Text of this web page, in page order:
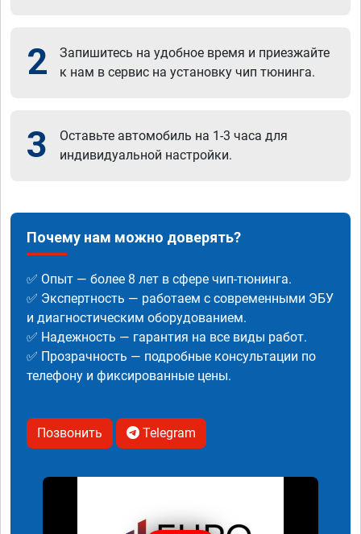
2
Запишитесь на удобное время и приезжайте
к нам в сервис на установку чип тюнинга.
3
Оставьте автомобиль на 1-3 часа для
индивидуальной настройки.
Почему нам можно доверять?
✅ Опыт — более 8 лет в сфере чип-тюнинга.
✅ Экспертность — работаем с современными ЭБУ
и диагностическим оборудованием.
✅ Надежность — гарантия на все виды работ.
✅ Прозрачность — подробные консультации по
телефону и фиксированные цены.
Позвонить Telegram